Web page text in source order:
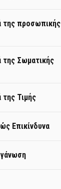
της προσωπικής
της Σωματικής
της Τιμής
Επικίνδυνα